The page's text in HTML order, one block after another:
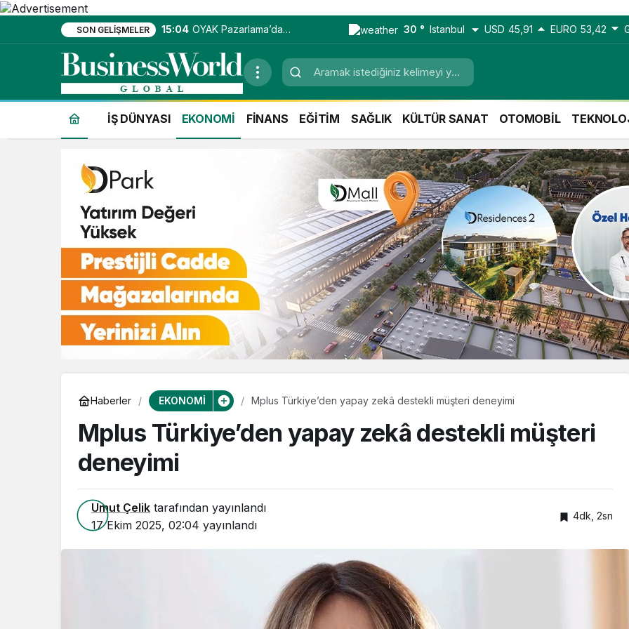
SON GELIŞMELER 15:04 OYAK Pazarlama’da
entegre hizmet ekosistemi
kuruluyor
30 ° Istanbul USD 45,91 EURO 53,42
İŞ DÜNYASI EKONOMİ FİNANS EĞİTİM SAĞLIK KÜLTÜR SANAT OTOMOBİL
Haberler EKONOMİ Mplus Türkiye’den yapay zekâ destekli müşteri deneyimi
Mplus Türkiye’den yapay zekâ destekli müşteri
deneyimi
Umut Çelik tarafından yayınlandı
17 Ekim 2025, 02:04 yayınlandı
4dk, 2sn